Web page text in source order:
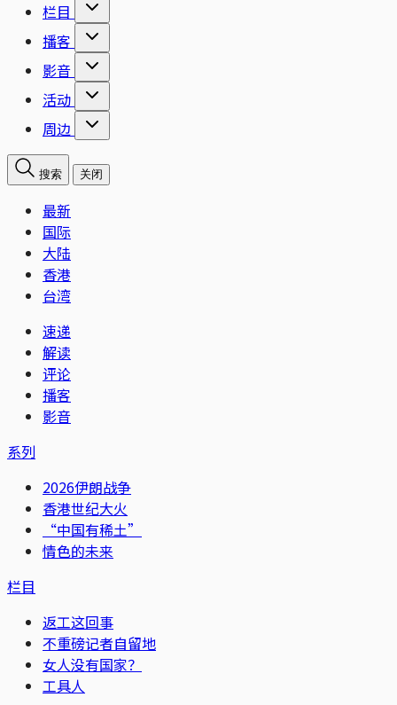
栏目
播客
影音
活动
周边
搜索 关闭
最新
国际
大陆
香港
台湾
速递
解读
评论
播客
影音
系列
2026伊朗战争
香港世纪大火
“中国有稀土”
情色的未来
栏目
返工这回事
不重磅记者自留地
女人没有国家？
工具人